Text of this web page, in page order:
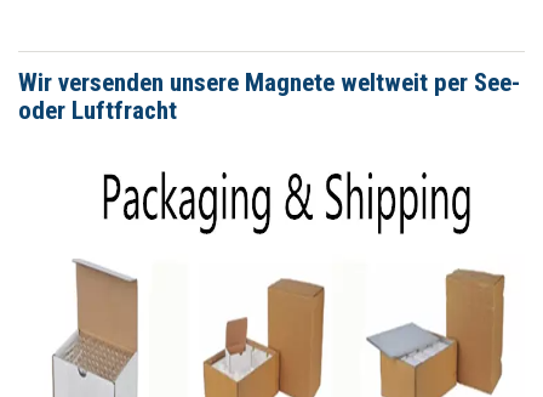
Wir versenden unsere Magnete weltweit per See-
oder Luftfracht